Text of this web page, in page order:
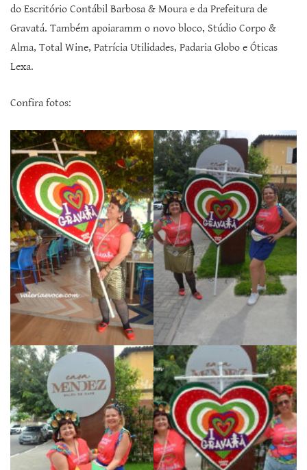
do Escritório Contábil Barbosa & Moura e da Prefeitura de
Gravatá. Também apoiaramm o novo bloco, Stúdio Corpo &
Alma, Total Wine, Patrícia Utilidades, Padaria Globo e Óticas
Lexa.
Confira fotos: